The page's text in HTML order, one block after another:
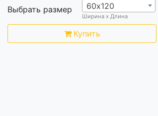
Выбрать размер 60х120
Ширина х Длина
Купить